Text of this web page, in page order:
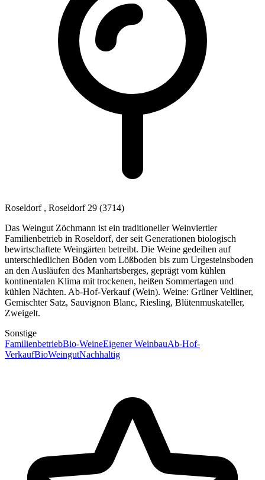
Roseldorf , Roseldorf 29 (3714)
Das Weingut Zöchmann ist ein traditioneller Weinviertler
Familienbetrieb in Roseldorf, der seit Generationen biologisch
bewirtschaftete Weingärten betreibt. Die Weine gedeihen auf
unterschiedlichen Böden vom Lößboden bis zum Urgesteinsboden
an den Ausläufen des Manhartsberges, geprägt vom kühlen
kontinentalen Klima mit trockenen, heißen Sommertagen und
kühlen Nächten. Ab-Hof-Verkauf (Wein). Weine: Grüner Veltliner,
Gemischter Satz, Sauvignon Blanc, Riesling, Blütenmuskateller,
Zweigelt.
Sonstige
FamilienbetriebBio-WeineEigener WeinbauAb-Hof-
VerkaufBioWeingutNachhaltig